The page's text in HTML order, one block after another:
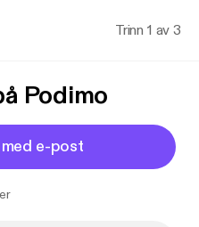
Trinn 1 av 3
Podimo
e-post